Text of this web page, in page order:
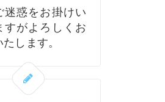
迷惑をお掛けい
すがよろしくお
します。